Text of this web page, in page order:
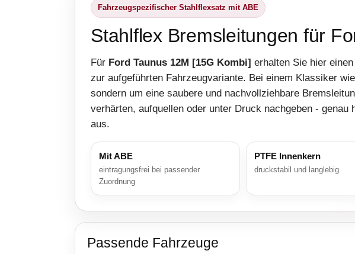
Fahrzeugspezifischer Stahlflexsatz mit ABE
Stahlflex Bremsleitungen für
Für Ford Taunus 12M [15G Kombi] erhalten Sie hier
zur aufgeführten Fahrzeugvariante. Bei einem Klassiker wie
sondern um eine saubere und nachvollziehbare
verhärten, aufquellen oder unter Druck nachgeben -
aus.
Mit ABE
eintragungsfrei bei passender
Zuordnung
PTFE Innenkern
druckstabil und langlebig
Passende Fahrzeuge